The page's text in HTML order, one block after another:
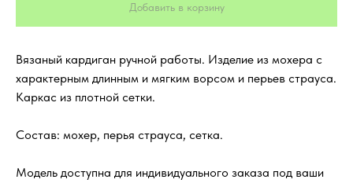
Добавить в корзину
Вязаный кардиган ручной работы. Изделие из мохера с
характерным длинным и мягким ворсом и перьев страуса.
Каркас из плотной сетки.
Состав: мохер, перья страуса, сетка.
Модель доступна для индивидуального заказа под ваши